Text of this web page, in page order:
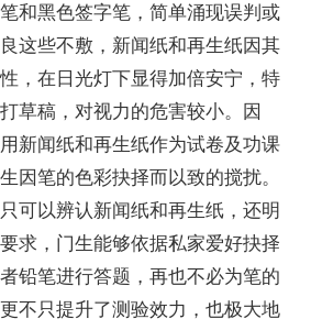
和黑色签字笔，简单涌现误判或
这些不敷，新闻纸和再生纸因其
，在日光灯下显得加倍安宁，特
草稿，对视力的危害较小。因
新闻纸和再生纸作为试卷及功课
因笔的色彩抉择而以致的搅扰。
可以辨认新闻纸和再生纸，还明
求，门生能够依据私家爱好抉择
铅笔进行答题，再也不必为笔的
不只提升了测验效力，也极大地